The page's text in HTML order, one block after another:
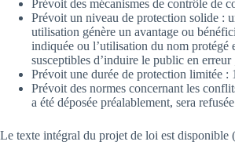
Prévoit des mécanismes de contrôle de
Prévoit un niveau de protection solide :
utilisation génère un avantage ou
indiquée ou l’utilisation du nom protégé
susceptibles d’induire le public en erreur
Prévoit une durée de protection limitée :
Prévoit des normes concernant les
a été déposée préalablement, sera
Le texte intégral du projet de loi est disponible